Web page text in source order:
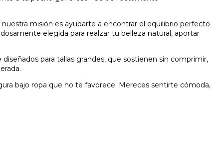
misión es ayudarte a encontrar el equilibrio perfecto
elegida para realzar tu belleza natural, aportar
para tallas grandes, que sostienen sin comprimir,
bajo ropa que no te favorece. Mereces sentirte cómoda,